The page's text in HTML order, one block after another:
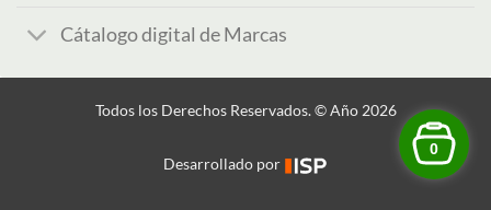
Cátalogo digital de Marcas
Todos los Derechos Reservados. © Año 2026
Desarrollado por
0